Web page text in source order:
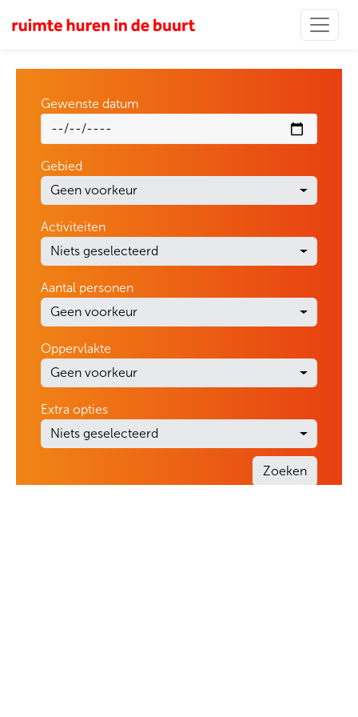
Gewenste datum
Gebied
Geen voorkeur
Activiteiten
Niets geselecteerd
Aantal personen
Geen voorkeur
Oppervlakte
Geen voorkeur
Extra opties
Niets geselecteerd
Zoeken